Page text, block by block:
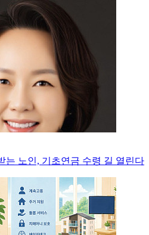
는 노인, 기초연금 수령 길 열린다